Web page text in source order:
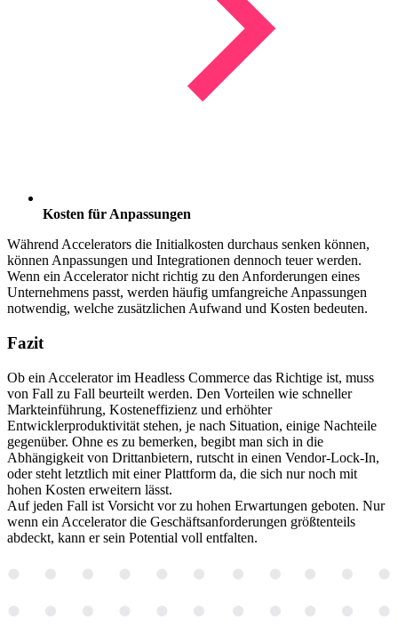
Kosten für Anpassungen
Während Accelerators die Initialkosten durchaus senken können,
können Anpassungen und Integrationen dennoch teuer werden.
Wenn ein Accelerator nicht richtig zu den Anforderungen eines
Unternehmens passt, werden häufig umfangreiche Anpassungen
notwendig, welche zusätzlichen Aufwand und Kosten bedeuten.
Fazit
Ob ein Accelerator im Headless Commerce das Richtige ist, muss
von Fall zu Fall beurteilt werden. Den Vorteilen wie schneller
Markteinführung, Kosteneffizienz und erhöhter
Entwicklerproduktivität stehen, je nach Situation, einige Nachteile
gegenüber. Ohne es zu bemerken, begibt man sich in die
Abhängigkeit von Drittanbietern, rutscht in einen Vendor-Lock-In,
oder steht letztlich mit einer Plattform da, die sich nur noch mit
hohen Kosten erweitern lässt.
Auf jeden Fall ist Vorsicht vor zu hohen Erwartungen geboten. Nur
wenn ein Accelerator die Geschäftsanforderungen größtenteils
abdeckt, kann er sein Potential voll entfalten.